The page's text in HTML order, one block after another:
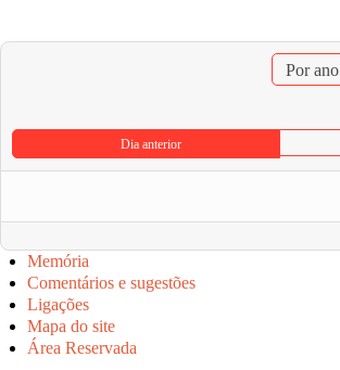
Por ano
Dia anterior
Memória
Comentários e sugestões
Ligações
Mapa do site
Área Reservada